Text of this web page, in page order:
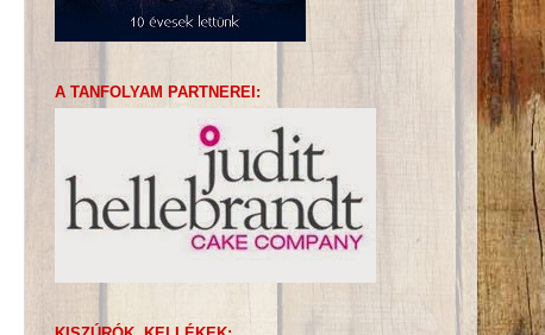
A TANFOLYAM PARTNEREI: